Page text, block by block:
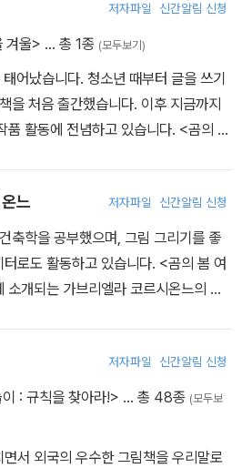
저자파일 신간알림 신청
겨울> … 총 1종 (모두보기)
어났습니다. 청소년 때부터 글을 쓰기
을 처음 출간했습니다. 이후 지금까지
품 활동에 전념하고 있습니다. <곰의 봄
느 저자파일 신간알림 신청
축학을 공부했으며, 그림 그리기를 좋
로도 활동하고 있습니다. <곰의 봄 여
개되는 가브리엘라 코르시온느의 첫
저자파일 신간알림 신청
: 규칙을 찾아라!> … 총 48종 (모두보
서 외국의 우수한 그림책을 우리말로